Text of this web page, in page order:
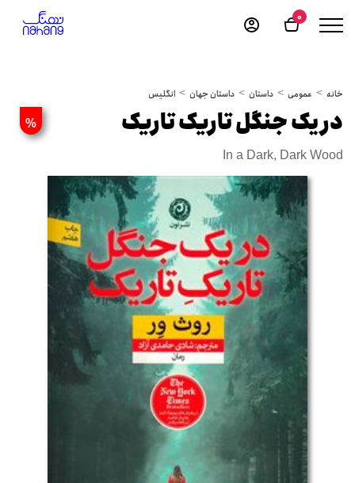
0
خانه عمومی داستان داستان جهان انگلیس
% در یک جنگل تاریک تاریک
In a Dark, Dark Wood